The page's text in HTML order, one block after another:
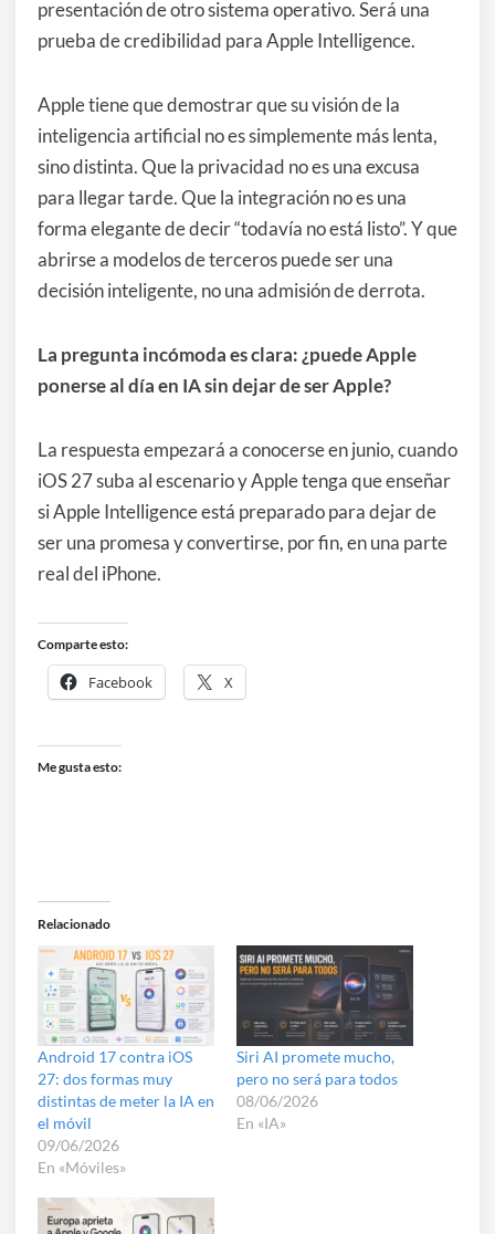
presentación de otro sistema operativo. Será una
prueba de credibilidad para Apple Intelligence.
Apple tiene que demostrar que su visión de la
inteligencia artificial no es simplemente más lenta,
sino distinta. Que la privacidad no es una excusa
para llegar tarde. Que la integración no es una
forma elegante de decir “todavía no está listo”. Y que
abrirse a modelos de terceros puede ser una
decisión inteligente, no una admisión de derrota.
La pregunta incómoda es clara: ¿puede Apple
ponerse al día en IA sin dejar de ser Apple?
La respuesta empezará a conocerse en junio, cuando
iOS 27 suba al escenario y Apple tenga que enseñar
si Apple Intelligence está preparado para dejar de
ser una promesa y convertirse, por fin, en una parte
real del iPhone.
Comparte esto:
Facebook X
Me gusta esto:
Relacionado
Android 17 contra iOS
27: dos formas muy
distintas de meter la IA en
el móvil
09/06/2026
En «Móviles»
Siri AI promete mucho,
pero no será para todos
08/06/2026
En «IA»